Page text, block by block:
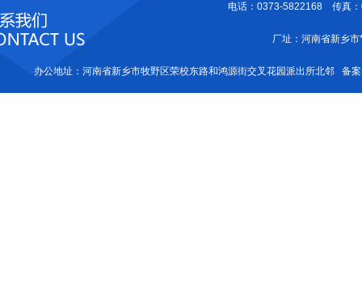
电话：0373-5822168 传真
厂址：河南省新乡
办公地址：河南省新乡市牧野区荣校东路和鸿源街交叉花园派出所北邻 备